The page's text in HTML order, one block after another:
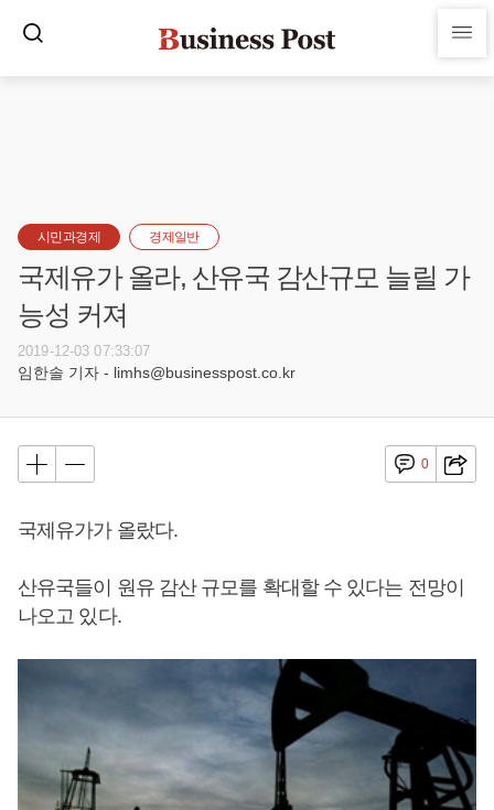
시민과경제 경제일반
국제유가 올라, 산유국 감산규모 늘릴 가
능성 커져
2019-12-03 07:33:07
임한솔 기자 - limhs@businesspost.co.kr
0
국제유가가 올랐다.
산유국들이 원유 감산 규모를 확대할 수 있다는 전망이
나오고 있다.